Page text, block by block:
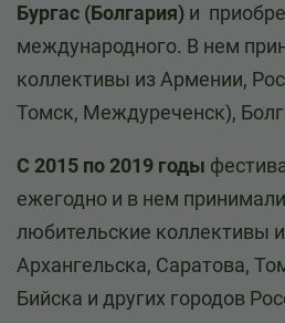
Бургас (Болгария) и
международного. В нем
коллективы из Армении,
Томск, Междуреченск),
С 2015 по 2019 годы
ежегодно и в нем
любительские коллективы
Архангельска, Саратова,
Бийска и других городов